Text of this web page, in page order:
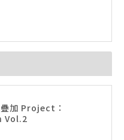
加 Project：
Vol.2